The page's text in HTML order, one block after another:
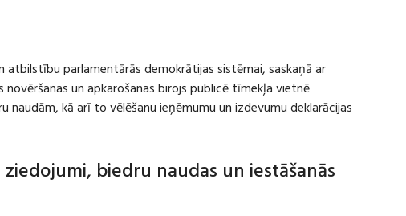
parlamentārās demokrātijas sistēmai, saskaņā ar
novēršanas un apkarošanas birojs publicē tīmekļa vietnē
kā arī to vēlēšanu ieņēmumu un izdevumu deklarācijas
biedru naudas un iestāšanās